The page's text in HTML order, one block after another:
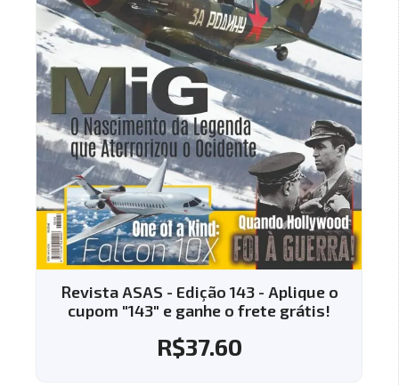
- Edição 143 - Aplique o
"143" e ganhe o frete grátis!
Revista
cupom